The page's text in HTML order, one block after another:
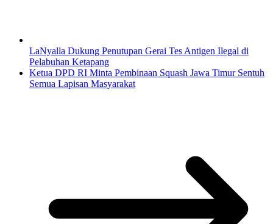
LaNyalla Dukung Penutupan Gerai Tes Antigen Ilegal di
Pelabuhan Ketapang
Ketua DPD RI Minta Pembinaan Squash Jawa Timur Sentuh
Semua Lapisan Masyarakat